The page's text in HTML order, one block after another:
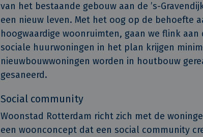
van het bestaande gebouw aan de ’s-
een nieuw leven. Met het oog op de behoefte
hoogwaardige woonruimten, gaan we flink
sociale huurwoningen in het plan krijgen
nieuwbouwwoningen worden in houtbouw
gesaneerd.
Social community
Woonstad Rotterdam richt zich met de
een woonconcept dat een social community